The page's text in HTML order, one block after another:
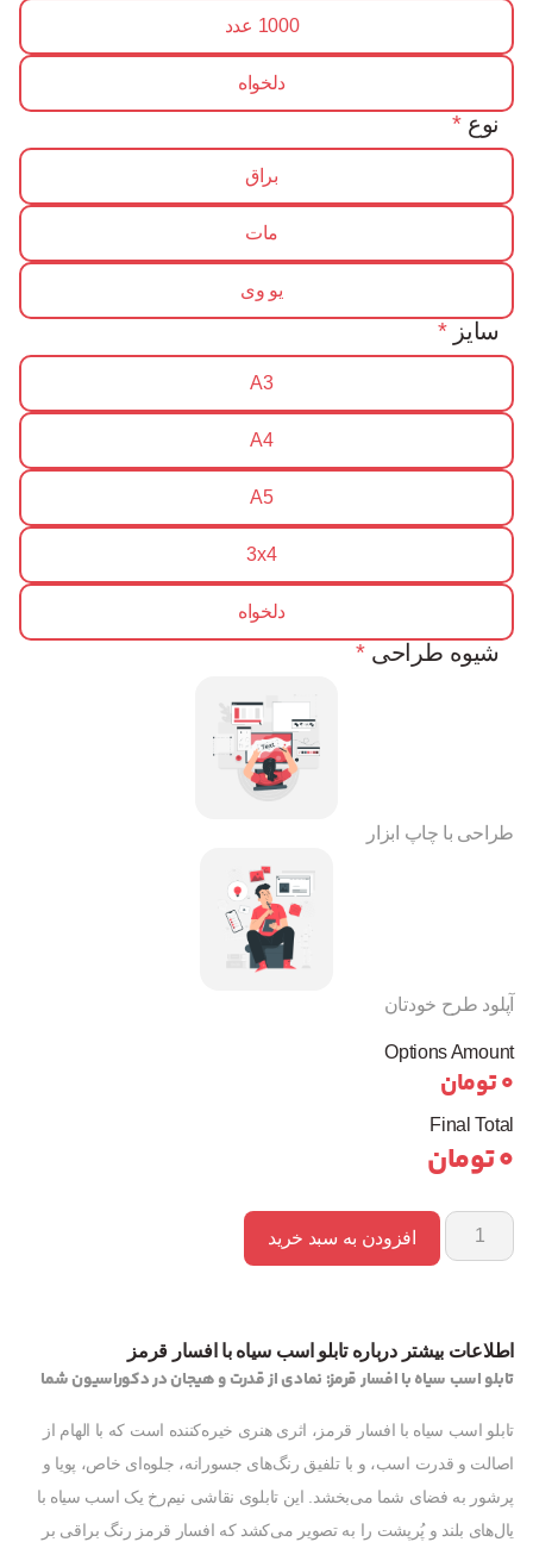
1000 عدد
دلخواه
* نوع
براق
مات
یو وی
* سایز
A3
A4
A5
3x4
دلخواه
* شیوه طراحی
طراحی با چاپ ابزار
آپلود طرح خودتان
Options Amount
0تومان
Final Total
0تومان
افزودن به سبد خرید
اطلاعات بیشتر درباره تابلو اسب سیاه با افسار قرمز
تابلو اسب سیاه با افسار قرمز: نمادی از قدرت و هیجان در دکوراسیون شما
تابلو اسب سیاه با افسار قرمز، اثری هنری خیره‌کننده است که با الهام از
اصالت و قدرت اسب، و با تلفیق رنگ‌های جسورانه، جلوه‌ای خاص، پویا و
پرشور به فضای شما می‌بخشد. این تابلوی نقاشی نیم‌رخ یک اسب سیاه با
یال‌های بلند و پُرپشت را به تصویر می‌کشد که افسار قرمز رنگ براقی بر